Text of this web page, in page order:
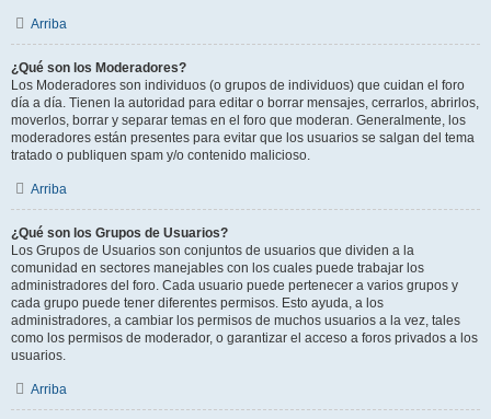
Arriba
¿Qué son los Moderadores?
Los Moderadores son individuos (o grupos de individuos) que cuidan el foro
día a día. Tienen la autoridad para editar o borrar mensajes, cerrarlos, abrirlos,
moverlos, borrar y separar temas en el foro que moderan. Generalmente, los
moderadores están presentes para evitar que los usuarios se salgan del tema
tratado o publiquen spam y/o contenido malicioso.
Arriba
¿Qué son los Grupos de Usuarios?
Los Grupos de Usuarios son conjuntos de usuarios que dividen a la
comunidad en sectores manejables con los cuales puede trabajar los
administradores del foro. Cada usuario puede pertenecer a varios grupos y
cada grupo puede tener diferentes permisos. Esto ayuda, a los
administradores, a cambiar los permisos de muchos usuarios a la vez, tales
como los permisos de moderador, o garantizar el acceso a foros privados a los
usuarios.
Arriba